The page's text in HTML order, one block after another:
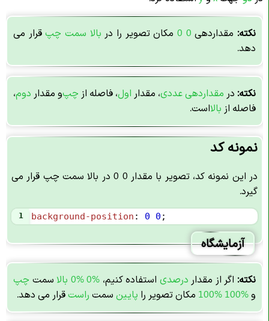
نکته: مقداردهی 0 0 مکان تصویر را در بالا سمت چپقرار می
دهد.
نکته: در مقداردهی عددی، مقدار اول، فاصله از چپو مقدار دوم،
فاصله از بالااست.
نمونه کد
در این نمونه کد، تصویر با مقدار 0 0 در بالا سمت چپ قرار می
گیرد.
1 background-position : 0 0 ;
آزمایشگاه
نکته: اگر از مقدار درصدی استفاده کنیم، 0% 0% بالا سمت چپ
و100% 100% مکان تصویر را پایین سمت راستقرار می دهد.